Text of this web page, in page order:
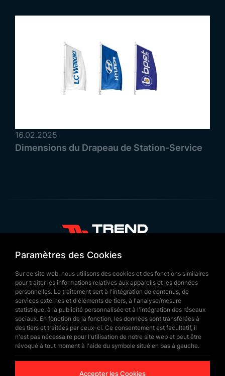
16.02.2025
Dimensions du Drapeau de Station-Service
+90 532 646 60 58
+90 532 577 60 57
bilgi@trendbayrak.com
Uğur Mumcu Mah. Eski Edirne Asfaltı
Cad. No : 554-556 İç Kapı NO: 1
SULTANGAZİ /İSTANBUL
Paramètres des Cookies
Sur ce site web, nous utilisons des cookies et des fonctions similaires
pour traiter les informations relatives aux appareils et les données
personnelles. Le traitement sert à l'intégration de contenus, de
services externes et d'éléments de tiers, à l'analyse/mesure
statistique, à la publicité personnalisée et à l'intégration des réseaux
sociaux. En fonction de la fonction, les données sont transférées à
des tiers et traitées par ceux-ci. Ce consentement est facultatif, il
n'est pas nécessaire pour l'utilisation de notre site web et peut être
révoqué à tout moment à l'aide du symbole situé en bas à gauche.
Accepter les Cookies